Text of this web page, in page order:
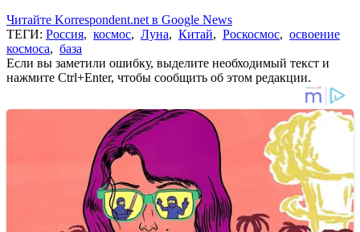
Читайте Korrespondent.net в Google News
ТЕГИ: Россия, космос, Луна, Китай, Роскосмос, освоение
космоса, база
Если вы заметили ошибку, выделите необходимый текст и
нажмите Ctrl+Enter, чтобы сообщить об этом редакции.